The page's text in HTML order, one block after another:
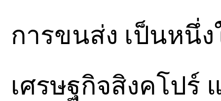
การขนส่ง เป็นหนึ่
เศรษฐกิจสิงคโปร์